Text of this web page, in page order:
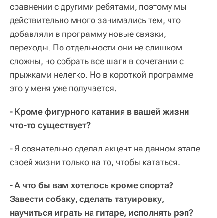
сравнении с другими ребятами, поэтому мы
действительно много занимались тем, что
добавляли в программу новые связки,
переходы. По отдельности они не слишком
сложны, но собрать все шаги в сочетании с
прыжками нелегко. Но в короткой программе
это у меня уже получается.
- Кроме фигурного катания в вашей жизни
что-то существует?
- Я сознательно сделал акцент на данном этапе
своей жизни только на то, чтобы кататься.
- А что бы вам хотелось кроме спорта?
Завести собаку, сделать татуировку,
научиться играть на гитаре, исполнять рэп?